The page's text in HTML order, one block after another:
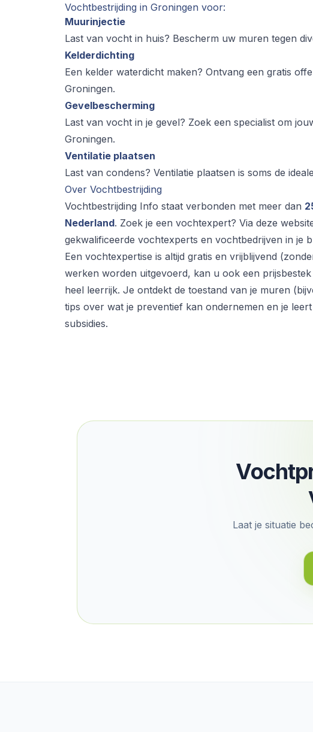
Vochtbestrijding in Groningen voor:
Muurinjectie
Last van vocht in huis? Bescherm uw muren tegen
Kelderdichting
Een kelder waterdicht maken? Ontvang een gratis
Groningen.
Gevelbescherming
Last van vocht in je gevel? Zoek een specialist om
Groningen.
Ventilatie plaatsen
Last van condens? Ventilatie plaatsen is soms de
Over Vochtbestrijding
Vochtbestrijding Info staat verbonden met meer dan
Nederland. Zoek je een vochtexpert? Via deze
gekwalificeerde vochtexperts en vochtbedrijven in je
Een vochtexpertise is altijd gratis en vrijblijvend
werken worden uitgevoerd, kan u ook een
heel leerrijk. Je ontdekt de toestand van je muren
tips over wat je preventief kan ondernemen en je
subsidies.
Laat je situatie